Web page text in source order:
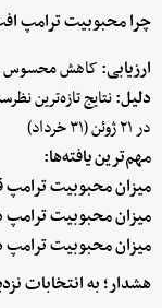
چرا محبوبیت ترامپ
ارزیابی:کاهش محسوس
دلیل:نتایج تازه‌ترین
در ۲۱ ژوئن (۳۱ خرداد)
مهم‌ترین یافته‌ها:
میزان محبوبیت ترامپ
میزان محبوبیت ترامپ
میزان محبوبیت ترامپ در ۱۵ ژوئن (۲۵
هشدار؛ به انتخابات